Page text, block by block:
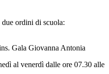
due ordini di scuola:
Gala Giovanna Antonia
al venerdì dalle ore 07.30 alle